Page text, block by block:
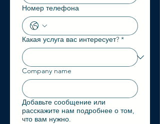
Номер телефона
Какая услуга вас интересует? *
Company name
Добавьте сообщение или
расскажите нам подробнее о том,
что вам нужно.